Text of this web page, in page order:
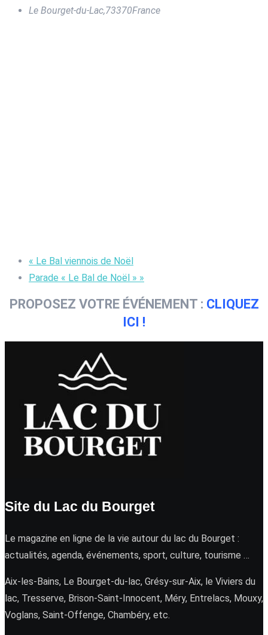
Le Bourget-du-Lac,73370France
« Le Bal viennois de Noël
Parade « Le Bal de Noël » »
PROPOSEZ VOTRE ÉVÉNEMENT : CLIQUEZ
ICI !
Site du Lac du Bourget
Le magazine en ligne de la vie autour du lac du Bourget :
actualités, agenda, événements, sport, culture, tourisme …
Aix-les-Bains, Le Bourget-du-lac, Grésy-sur-Aix, le Viviers du
lac, Tresserve, Brison-Saint-Innocent, Méry, Entrelacs, Mouxy,
Voglans, Saint-Offenge, Chambéry, etc.